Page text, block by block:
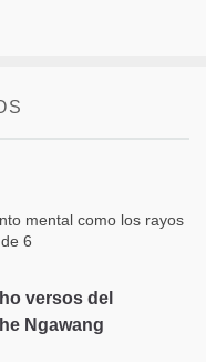
mental como los rayos
6
versos del
Ngawang